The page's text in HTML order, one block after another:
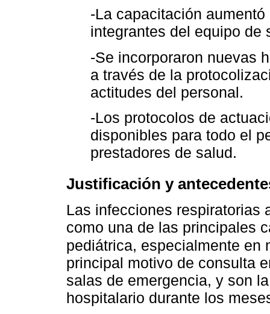
-La capacitación
integrantes del equipo de
-Se incorporaron nuevas
a través de la
actitudes del personal.
-Los protocolos de
disponibles para todo el
prestadores de salud.
Justificación y
Las infecciones respiratorias
como una de las principales
pediátrica, especialmente en
principal motivo de consulta
salas de emergencia, y son
hospitalario durante los